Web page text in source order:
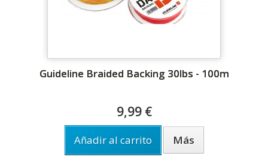
Guideline Braided Backing 30lbs - 100m
9,99 €
Añadir al carrito Más